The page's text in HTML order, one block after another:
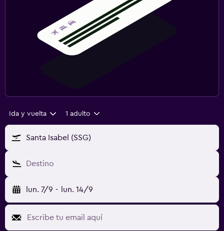
Ida y vuelta 1 adulto
Santa Isabel (SSG)
Destino
lun. 7/9 - lun. 14/9